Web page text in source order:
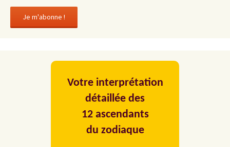
Votre interprétation
détaillée des
12 ascendants
du zodiaque